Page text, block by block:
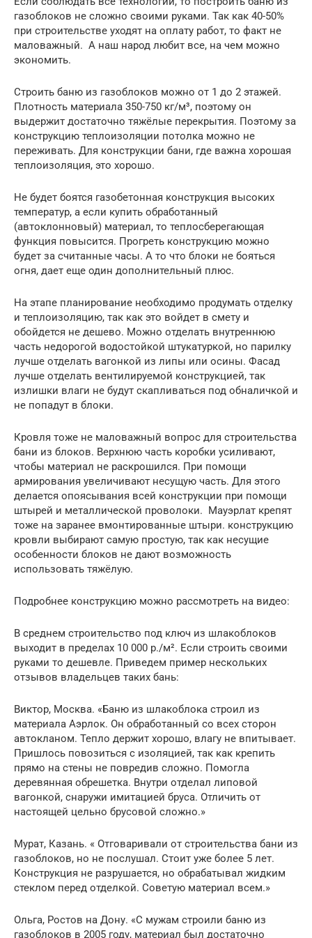
газоблоков не сложно своими руками. Так как 40-50%
при строительстве уходят на оплату работ, то факт не
маловажный. А наш народ любит все, на чем можно
экономить.
Строить баню из газоблоков можно от 1 до 2 этажей.
Плотность материала 350-750 кг/м³, поэтому он
выдержит достаточно тяжёлые перекрытия. Поэтому за
конструкцию теплоизоляции потолка можно не
переживать. Для конструкции бани, где важна хорошая
теплоизоляция, это хорошо.
Не будет боятся газобетонная конструкция высоких
температур, а если купить обработанный
(автоклонновый) материал, то теплосберегающая
функция повысится. Прогреть конструкцию можно
будет за считанные часы. А то что блоки не бояться
огня, дает еще один дополнительный плюс.
На этапе планирование необходимо продумать отделку
и теплоизоляцию, так как это войдет в смету и
обойдется не дешево. Можно отделать внутреннюю
часть недорогой водостойкой штукатуркой, но парилку
лучше отделать вагонкой из липы или осины. Фасад
лучше отделать вентилируемой конструкцией, так
излишки влаги не будут скапливаться под обналичкой и
не попадут в блоки.
Кровля тоже не маловажный вопрос для строительства
бани из блоков. Верхнюю часть коробки усиливают,
чтобы материал не раскрошился. При помощи
армирования увеличивают несущую часть. Для этого
делается опоясывания всей конструкции при помощи
штырей и металлической проволоки. Мауэрлат крепят
тоже на заранее вмонтированные штыри. конструкцию
кровли выбирают самую простую, так как несущие
особенности блоков не дают возможность
использовать тяжёлую.
Подробнее конструкцию можно рассмотреть на видео:
В среднем строительство под ключ из шлакоблоков
выходит в пределах 10 000 р./м². Если строить своими
руками то дешевле. Приведем пример нескольких
отзывов владельцев таких бань:
Виктор, Москва. «Баню из шлакоблока строил из
материала Аэрлок. Он обработанный со всех сторон
автокланом. Тепло держит хорошо, влагу не впитывает.
Пришлось повозиться с изоляцией, так как крепить
прямо на стены не повредив сложно. Помогла
деревянная обрешетка. Внутри отделал липовой
вагонкой, снаружи имитацией бруса. Отличить от
настоящей цельно брусовой сложно.»
Мурат, Казань. « Отговаривали от строительства бани из
газоблоков, но не послушал. Стоит уже более 5 лет.
Конструкция не разрушается, но обрабатывал жидким
стеклом перед отделкой. Советую материал всем.»
Ольга, Ростов на Дону. «С мужам строили баню из
газоблоков в 2005 году, материал был достаточно